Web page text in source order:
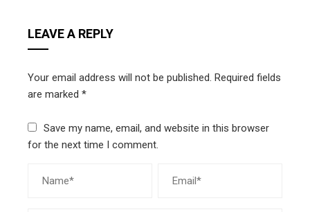
LEAVE A REPLY
Your email address will not be published. Required fields
are marked *
Save my name, email, and website in this browser
for the next time I comment.